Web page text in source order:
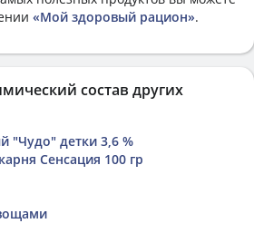
«Мой здоровый рацион».
состав других
"Чудо" детки 3,6 %
Сенсация 100 гр